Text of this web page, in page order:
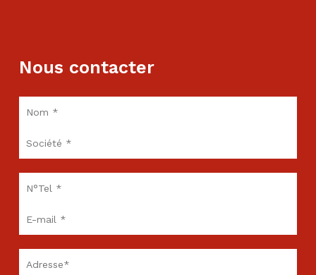
Nous contacter